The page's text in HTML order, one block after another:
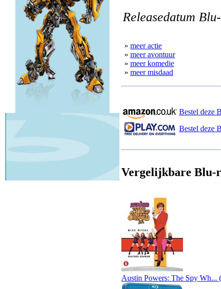
Releasedatum
» meer actie
» meer avontuur
» meer komedie
» meer misdaad
Bestel deze
Bestel deze
Vergelijkbare Blu-
Austin Powers: The Spy Wh...